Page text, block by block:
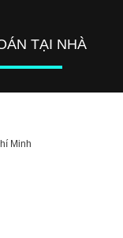
TẠI NHÀ
Minh